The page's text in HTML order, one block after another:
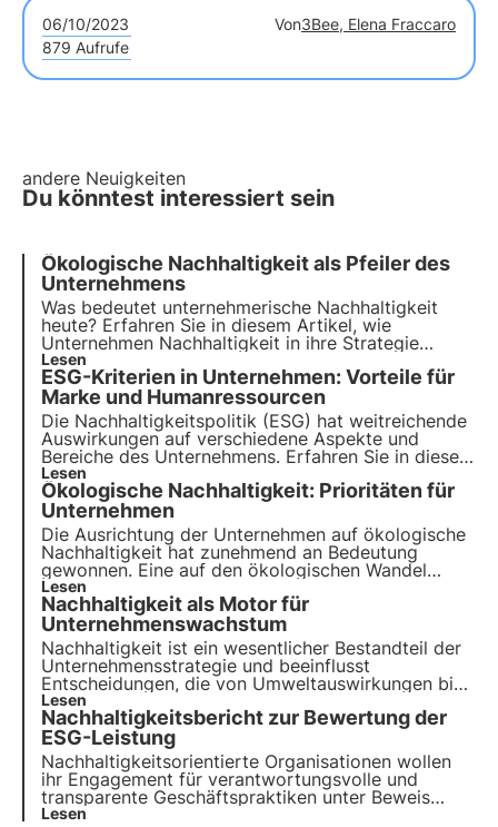
06/10/2023 Von3Bee, Elena Fraccaro
879 Aufrufe
andere Neuigkeiten
Du könntest interessiert sein
Ökologische Nachhaltigkeit als Pfeiler des
Unternehmens
Was bedeutet unternehmerische Nachhaltigkeit
heute? Erfahren Sie in diesem Artikel, wie
Unternehmen Nachhaltigkeit in ihre Strategie
einbeziehen und welche Rolle sie bei der
Erreichung der Ziele der Agenda 2030 spielen.
Erfahren Sie mehr mit den Pills from the Oasis, der
digitalen Akademie von 3Bee.
Lesen
ESG-Kriterien in Unternehmen: Vorteile für
Marke und Humanressourcen
Die Nachhaltigkeitspolitik (ESG) hat weitreichende
Auswirkungen auf verschiedene Aspekte und
Bereiche des Unternehmens. Erfahren Sie in diesem
Artikel, welche spezifischen Vorteile für die Marke
bestehen und welche Rolle die Personalabteilung
dabei spielt.
Lesen
Ökologische Nachhaltigkeit: Prioritäten für
Unternehmen
Die Ausrichtung der Unternehmen auf ökologische
Nachhaltigkeit hat zunehmend an Bedeutung
gewonnen. Eine auf den ökologischen Wandel
ausgerichtete Unternehmensstrategie ist keine
Option, sondern eine Notwendigkeit. Lassen Sie
uns sehen, wie Sie sie zu Ihrer eigenen machen
können, um zu wachsen und die Wirtschaft
anzukurbeln.
Lesen
Nachhaltigkeit als Motor für
Unternehmenswachstum
Nachhaltigkeit ist ein wesentlicher Bestandteil der
Unternehmensstrategie und beeinflusst
Entscheidungen, die von Umweltauswirkungen bis
hin zu sozialpolitischen Maßnahmen reichen. In
diesem Artikel wird die Rolle der Nachhaltigkeit in
der Wirtschaftslandschaft untersucht, wobei auf
neue Trends bei italienischen Verbrauchern und
Unternehmen eingegangen wird.
Lesen
Nachhaltigkeitsbericht zur Bewertung der
ESG-Leistung
Nachhaltigkeitsorientierte Organisationen wollen
ihr Engagement für verantwortungsvolle und
transparente Geschäftspraktiken unter Beweis
stellen. Zu diesem Zweck hat sich der
Lesen